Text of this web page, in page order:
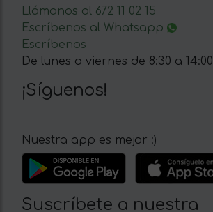
Llámanos al 672 11 02 15
Escríbenos al Whatsapp
Escríbenos
De lunes a viernes de 8:30 a 14:00
¡Síguenos!
Nuestra app es mejor :)
Suscríbete a nuestra